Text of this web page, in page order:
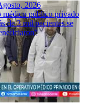
2026
médico público privado
de 3 mil pacientes se